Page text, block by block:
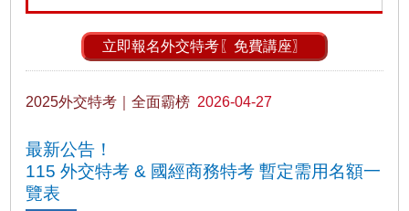
立即報名外交特考〖免費講座〗
2025外交特考｜全面霸榜 2026-04-27
最新公告！
115 外交特考 & 國經商務特考 暫定需用名額一
覽表